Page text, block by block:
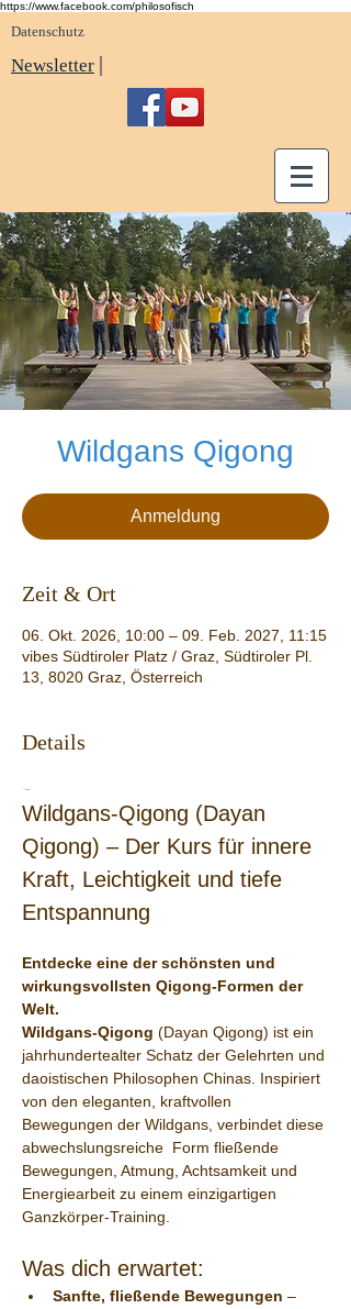
https://www.facebook.com/philosofisch
Datenschutz
Newsletter |
Wildgans Qigong
Anmeldung
Zeit & Ort
06. Okt. 2026, 10:00 – 09. Feb. 2027, 11:15
vibes Südtiroler Platz / Graz, Südtiroler Pl.
13, 8020 Graz, Österreich
Details
Wildgans-Qigong (Dayan
Qigong) – Der Kurs für innere
Kraft, Leichtigkeit und tiefe
Entspannung
Entdecke eine der schönsten und
wirkungsvollsten Qigong-Formen der
Welt.
Wildgans-Qigong (Dayan Qigong) ist ein
jahrhundertealter Schatz der Gelehrten und
daoistischen Philosophen Chinas. Inspiriert
von den eleganten, kraftvollen
Bewegungen der Wildgans, verbindet diese
abwechslungsreiche  Form fließende
Bewegungen, Atmung, Achtsamkeit und
Energiearbeit zu einem einzigartigen
Ganzkörper-Training.
Was dich erwartet:
Sanfte, fließende Bewegungen –